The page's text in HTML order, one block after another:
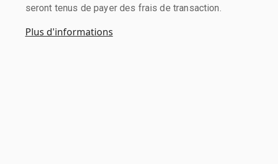
seront tenus de payer des frais de transaction.
Plus d'informations